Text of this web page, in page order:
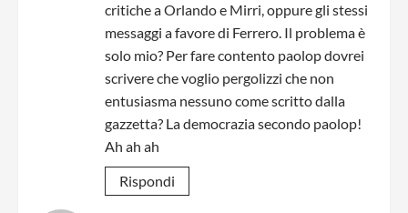
critiche a Orlando e Mirri, oppure gli stessi
messaggi a favore di Ferrero. Il problema è
solo mio? Per fare contento paolop dovrei
scrivere che voglio pergolizzi che non
entusiasma nessuno come scritto dalla
gazzetta? La democrazia secondo paolop!
Ah ah ah
Rispondi